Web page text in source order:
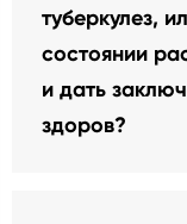
туберкулез,
состоянии
и дать
здоров?